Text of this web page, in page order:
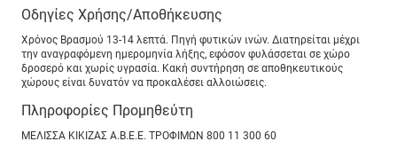
Οδηγίες Χρήσης/Αποθήκευσης
Χρόνος Βρασμού 13-14 λεπτά. Πηγή φυτικών ινών. Διατηρείται μέχρι
την αναγραφόμενη ημερομηνία λήξης, εφόσον φυλάσσεται σε χώρο
δροσερό και χωρίς υγρασία. Κακή συντήρηση σε αποθηκευτικούς
χώρους είναι δυνατόν να προκαλέσει αλλοιώσεις.
Πληροφορίες Προμηθεύτη
ΜΕΛΙΣΣΑ ΚΙΚΙΖΑΣ Α.Β.Ε.Ε. ΤΡΟΦΙΜΩΝ 800 11 300 60